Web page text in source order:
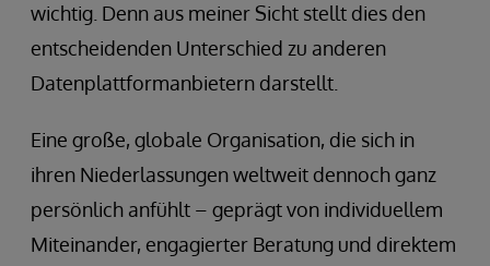
wichtig. Denn aus meiner Sicht stellt dies den
entscheidenden Unterschied zu anderen
Datenplattformanbietern darstellt.
Eine große, globale Organisation, die sich in
ihren Niederlassungen weltweit dennoch ganz
persönlich anfühlt – geprägt von individuellem
Miteinander, engagierter Beratung und direktem